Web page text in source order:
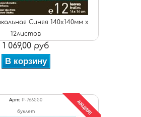
Синяя 140х140мм х
12листов
1 069,00 руб
В корзину
Арт: P-766550
буклет АКЦИЯ!